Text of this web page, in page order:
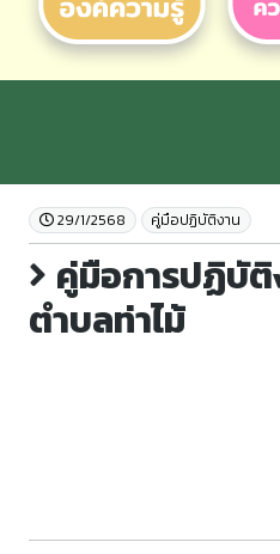
29/1/2568 คู่มือปฏิบัติงาน
คู่มือการปฏิบัติ
ตำบลท่าไม้